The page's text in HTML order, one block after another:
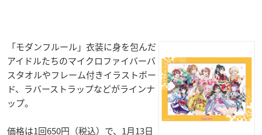
「モダンフルール」衣装に身を包んだ
アイドルたちのマイクロファイバーバ
スタオルやフレーム付きイラストボー
ド、ラバーストラップなどがラインナ
ップ。
価格は1回650円（税込）で、1月13日